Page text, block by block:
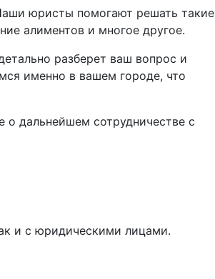
юристы помогают решать такие
алиментов и многое другое.
разберет ваш вопрос и
именно в вашем городе, что
дальнейшем сотрудничестве с
и с юридическими лицами.